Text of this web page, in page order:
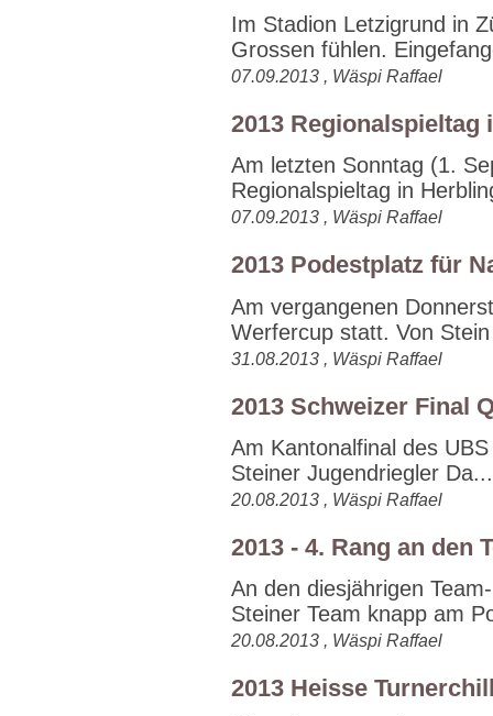
Im Stadion Letzigrund in
Grossen fühlen.
07.09.2013 , Wäspi Raffael
2013 Regionalspieltag
Am letzten Sonntag (1.
Regionalspieltag in
07.09.2013 , Wäspi Raffael
2013 Podestplatz für
Am vergangenen
Werfercup statt. Von
31.08.2013 , Wäspi Raffael
2013 Schweizer Final
Am Kantonalfinal des
Steiner Jugendriegler Da...
20.08.2013 , Wäspi Raffael
2013 - 4. Rang an den
An den diesjährigen
Steiner Team knapp am
20.08.2013 , Wäspi Raffael
2013 Heisse